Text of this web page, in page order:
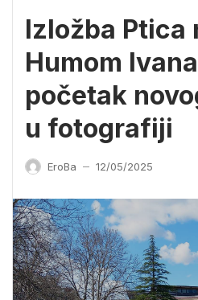
Izložba Ptica
Humom
početak
u fotografiji
EroBa — 12/05/2025